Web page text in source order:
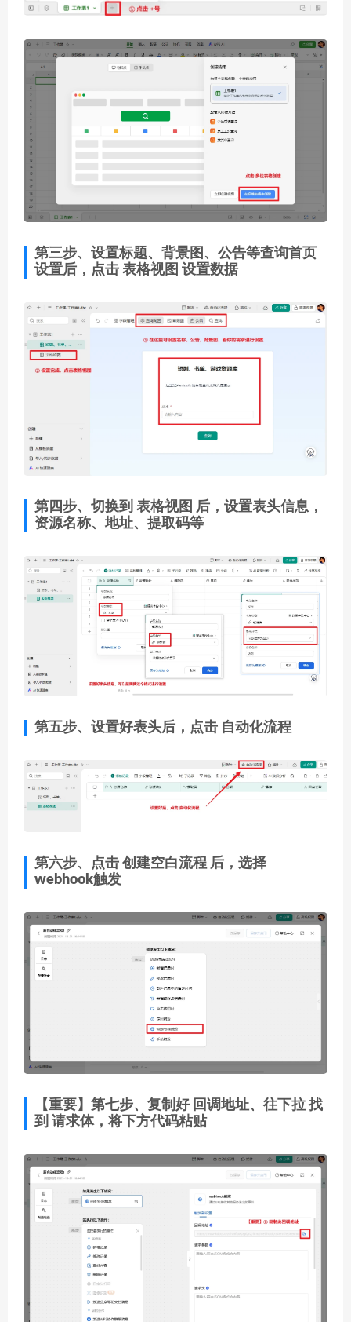
第三步、设置标题、背景图、公告等查询首页
设置后，点击 表格视图 设置数据
第四步、切换到 表格视图 后，设置表头信息，
资源名称、地址、提取码等
第五步、设置好表头后，点击 自动化流程
第六步、点击 创建空白流程 后，选择
webhook触发
【重要】第七步、复制好 回调地址、往下拉 找
到 请求体，将下方代码粘贴